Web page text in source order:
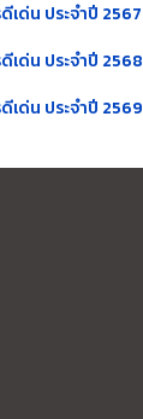
เด่น ประจำปี 2567
เด่น ประจำปี 2568
เด่น ประจำปี 2569